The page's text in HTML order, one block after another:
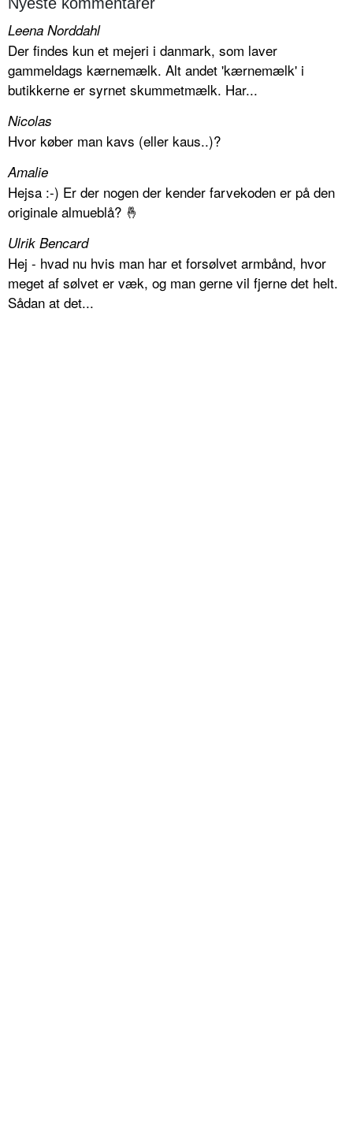
Nyeste kommentarer
Leena Norddahl
Der findes kun et mejeri i danmark, som laver
gammeldags kærnemælk. Alt andet 'kærnemælk' i
butikkerne er syrnet skummetmælk. Har...
Nicolas
Hvor køber man kavs (eller kaus..)?
Amalie
Hejsa :-) Er der nogen der kender farvekoden er på den
originale almueblå? 🤞
Ulrik Bencard
Hej - hvad nu hvis man har et forsølvet armbånd, hvor
meget af sølvet er væk, og man gerne vil fjerne det helt.
Sådan at det...